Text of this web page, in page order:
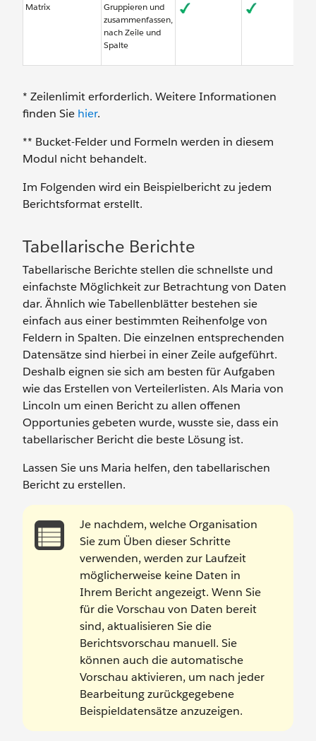
Matrix
Gruppieren und
zusammenfassen,
nach Zeile und
Spalte
* Zeilenlimit erforderlich. Weitere Informationen
finden Sie hier.
** Bucket-Felder und Formeln werden in diesem
Modul nicht behandelt.
Im Folgenden wird ein Beispielbericht zu jedem
Berichtsformat erstellt.
Tabellarische Berichte
Tabellarische Berichte stellen die schnellste und
einfachste Möglichkeit zur Betrachtung von Daten
dar. Ähnlich wie Tabellenblätter bestehen sie
einfach aus einer bestimmten Reihenfolge von
Feldern in Spalten. Die einzelnen entsprechenden
Datensätze sind hierbei in einer Zeile aufgeführt.
Deshalb eignen sie sich am besten für Aufgaben
wie das Erstellen von Verteilerlisten. Als Maria von
Lincoln um einen Bericht zu allen offenen
Opportunies gebeten wurde, wusste sie, dass ein
tabellarischer Bericht die beste Lösung ist.
Lassen Sie uns Maria helfen, den tabellarischen
Bericht zu erstellen.
Je nachdem, welche Organisation
Sie zum Üben dieser Schritte
verwenden, werden zur Laufzeit
möglicherweise keine Daten in
Ihrem Bericht angezeigt. Wenn Sie
für die Vorschau von Daten bereit
sind, aktualisieren Sie die
Berichtsvorschau manuell. Sie
können auch die automatische
Vorschau aktivieren, um nach jeder
Bearbeitung zurückgegebene
Beispieldatensätze anzuzeigen.